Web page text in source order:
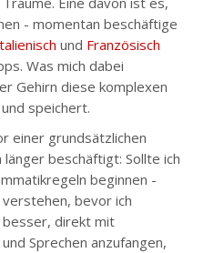
- momentan beschäftige
und Französisch
Was mich dabei
Gehirn diese komplexen
speichert.
einer grundsätzlichen
länger beschäftigt: Sollte ich
beginnen -
bevor ich
direkt mit
Sprechen anzufangen,